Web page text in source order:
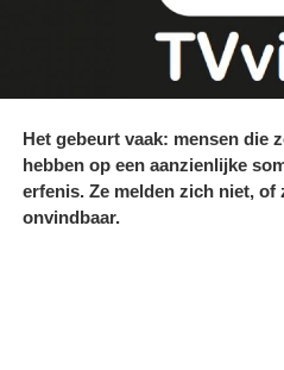
Het gebeurt vaak: mensen die
hebben op een aanzienlijke
erfenis. Ze melden zich niet, of
onvindbaar.